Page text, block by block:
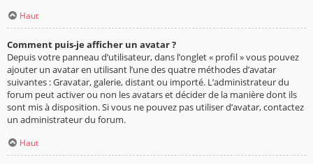
Haut
Comment puis-je afficher un avatar ?
Depuis votre panneau d’utilisateur, dans l’onglet « profil » vous pouvez
ajouter un avatar en utilisant l’une des quatre méthodes d’avatar
suivantes : Gravatar, galerie, distant ou importé. L’administrateur du
forum peut activer ou non les avatars et décider de la manière dont ils
sont mis à disposition. Si vous ne pouvez pas utiliser d’avatar, contactez
un administrateur du forum.
Haut